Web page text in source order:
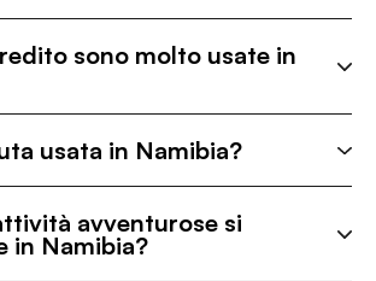
sono molto usate in
usata in Namibia?
avventurose si
in Namibia?